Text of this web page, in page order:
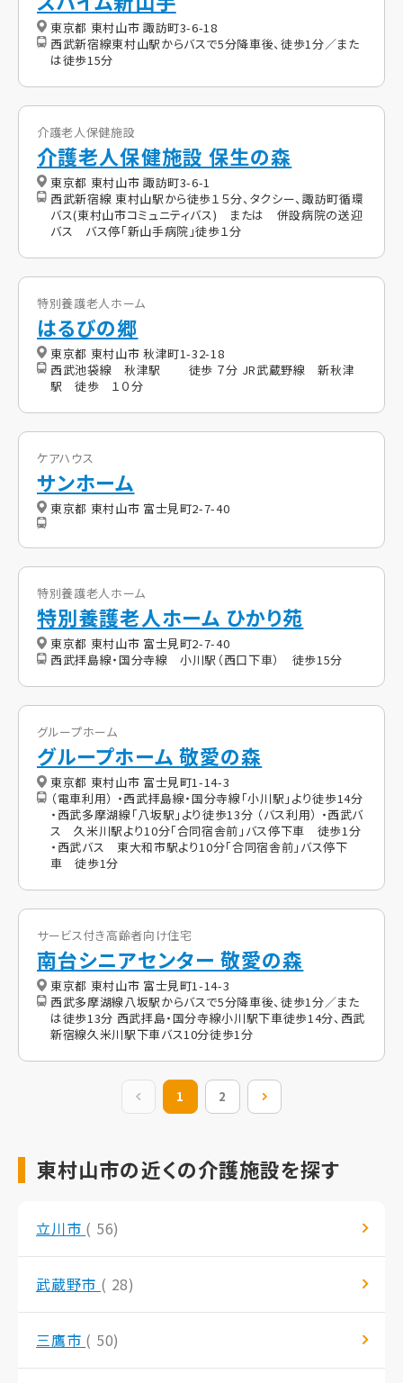
東京都 東村山市 諏訪町3-6-18
西武新宿線東村山駅からバスで5分降車後、徒歩1分／また
は徒歩15分
介護老人保健施設
介護老人保健施設 保生の森
東京都 東村山市 諏訪町3-6-1
西武新宿線 東村山駅から徒歩１５分、タクシー、諏訪町循環
バス(東村山市コミュニティバス) または 併設病院の送迎
バス バス停「新山手病院」徒歩１分
特別養護老人ホーム
はるびの郷
東京都 東村山市 秋津町1-32-18
西武池袋線 秋津駅 徒歩 ７分 JR武蔵野線 新秋津
駅 徒歩 １０分
ケアハウス
サンホーム
東京都 東村山市 富士見町2-7-40
特別養護老人ホーム
特別養護老人ホーム ひかり苑
東京都 東村山市 富士見町2-7-40
西武拝島線・国分寺線 小川駅（西口下車） 徒歩15分
グループホーム
グループホーム 敬愛の森
東京都 東村山市 富士見町1-14-3
（電車利用） ・西武拝島線・国分寺線「小川駅」より徒歩14分
・西武多摩湖線「八坂駅」より徒歩13分 （バス利用） ・西武バ
ス 久米川駅より10分「合同宿舎前」バス停下車 徒歩1分
・西武バス 東大和市駅より10分「合同宿舎前」バス停下
車 徒歩1分
サービス付き高齢者向け住宅
南台シニアセンター 敬愛の森
東京都 東村山市 富士見町1-14-3
西武多摩湖線八坂駅からバスで5分降車後、徒歩1分／また
は徒歩13分 西武拝島・国分寺線小川駅下車徒歩14分、西武
新宿線久米川駅下車バス10分徒歩1分
前の20件
1 2
東村山市の近くの介護施設を探す
立川市 ( 56)
武蔵野市 ( 28)
三鷹市 ( 50)